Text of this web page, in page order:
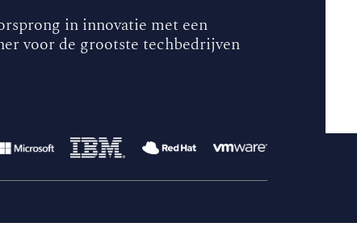
in innovatie met een
voor de grootste techbedrijven